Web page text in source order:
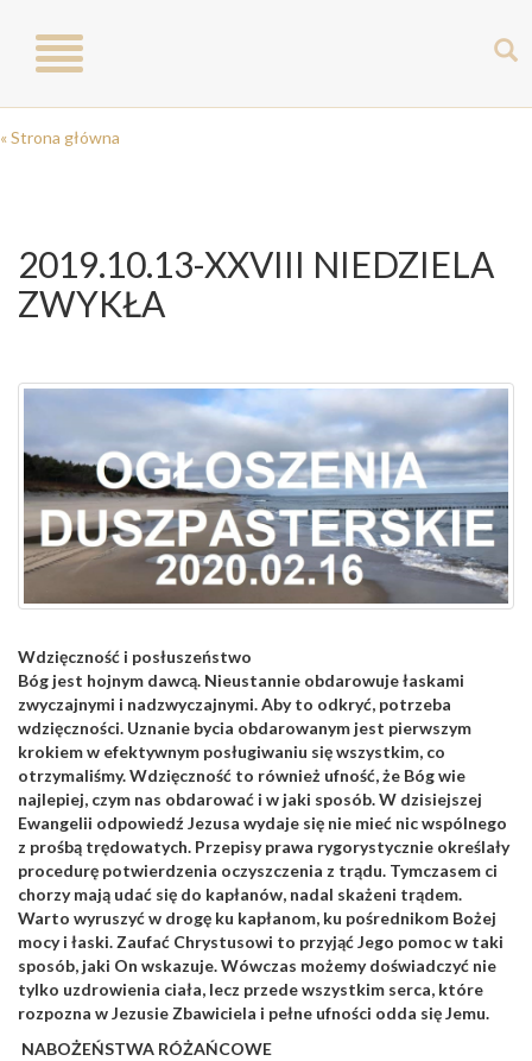
Toggle
navigation
« Strona główna
2019.10.13-XXVIII NIEDZIELA
ZWYKŁA
Wdzięczność i posłuszeństwo
Bóg jest hojnym dawcą. Nieustannie obdarowuje łaskami
zwyczajnymi i nadzwyczajnymi. Aby to odkryć, potrzeba
wdzięczności. Uznanie bycia obdarowanym jest pierwszym
krokiem w efektywnym posługiwaniu się wszystkim, co
otrzymaliśmy. Wdzięczność to również ufność, że Bóg wie
najlepiej, czym nas obdarować i w jaki sposób. W dzisiejszej
Ewangelii odpowiedź Jezusa wydaje się nie mieć nic wspólnego
z prośbą trędowatych. Przepisy prawa rygorystycznie określały
procedurę potwierdzenia oczyszczenia z trądu. Tymczasem ci
chorzy mają udać się do kapłanów, nadal skażeni trądem.
Warto wyruszyć w drogę ku kapłanom, ku pośrednikom Bożej
mocy i łaski. Zaufać Chrystusowi to przyjąć Jego pomoc w taki
sposób, jaki On wskazuje. Wówczas możemy doświadczyć nie
tylko uzdrowienia ciała, lecz przede wszystkim serca, które
rozpozna w Jezusie Zbawiciela i pełne ufności odda się Jemu.
NABOŻEŃSTWA RÓŻAŃCOWE